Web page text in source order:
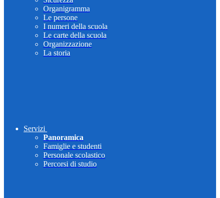
Organigramma
Le persone
I numeri della scuola
Le carte della scuola
Organizzazione
La storia
Servizi
Panoramica
Famiglie e studenti
Personale scolastico
Percorsi di studio